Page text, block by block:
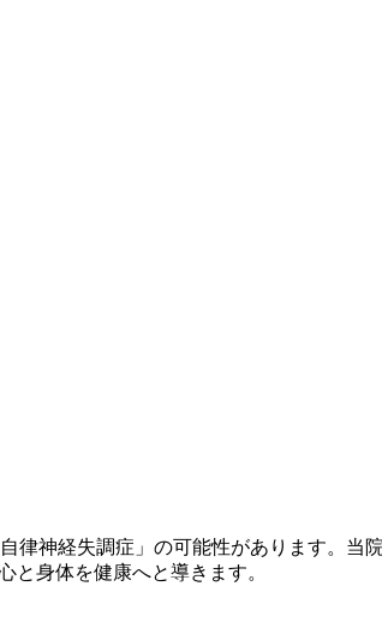
神経失調症」の可能性があります。当
と身体を健康へと導きます。